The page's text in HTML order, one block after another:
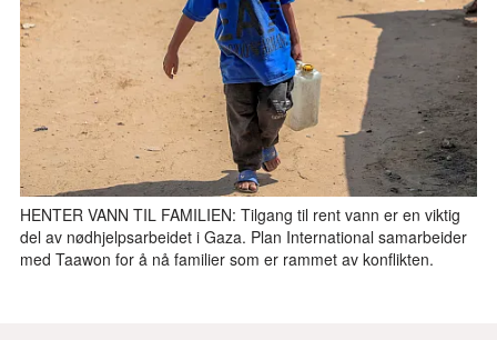
HENTER VANN TIL FAMILIEN: Tilgang til rent vann er en viktig
del av nødhjelpsarbeidet i Gaza. Plan International samarbeider
med Taawon for å nå familier som er rammet av konflikten.